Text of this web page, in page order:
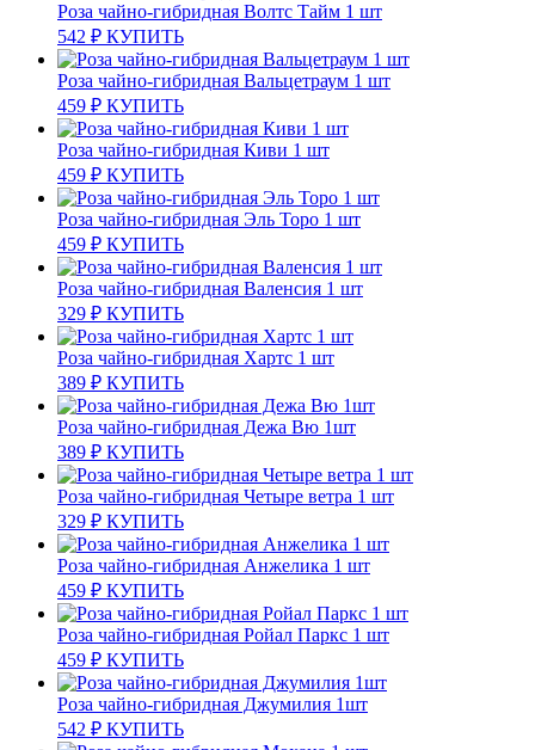
Роза чайно-гибридная Волтс Тайм 1 шт
542 ₽ КУПИТЬ
Роза чайно-гибридная Вальцетраум 1 шт
459 ₽ КУПИТЬ
Роза чайно-гибридная Киви 1 шт
459 ₽ КУПИТЬ
Роза чайно-гибридная Эль Торо 1 шт
459 ₽ КУПИТЬ
Роза чайно-гибридная Валенсия 1 шт
329 ₽ КУПИТЬ
Роза чайно-гибридная Хартс 1 шт
389 ₽ КУПИТЬ
Роза чайно-гибридная Дежа Вю 1шт
389 ₽ КУПИТЬ
Роза чайно-гибридная Четыре ветра 1 шт
329 ₽ КУПИТЬ
Роза чайно-гибридная Анжелика 1 шт
459 ₽ КУПИТЬ
Роза чайно-гибридная Ройал Паркс 1 шт
459 ₽ КУПИТЬ
Роза чайно-гибридная Джумилия 1шт
542 ₽ КУПИТЬ